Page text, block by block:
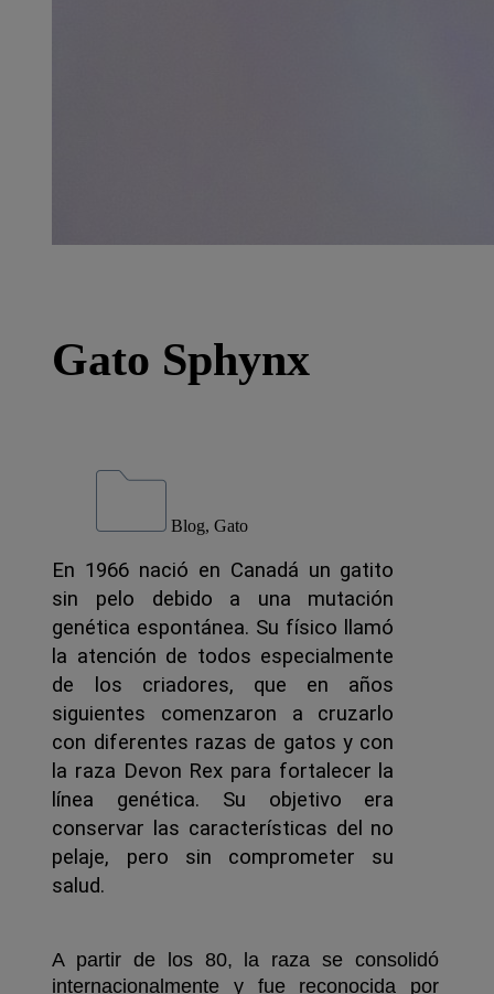
Gato Sphynx
Blog, Gato
En 1966 nació en Canadá un gatito
sin pelo debido a una mutación
genética espontánea. Su físico llamó
la atención de todos especialmente
de los criadores, que en años
siguientes comenzaron a cruzarlo
con diferentes razas de gatos y con
la raza Devon Rex para fortalecer la
línea genética. Su objetivo era
conservar las características del no
pelaje, pero sin comprometer su
salud.
A partir de los 80, la raza se consolidó
internacionalmente y fue reconocida por